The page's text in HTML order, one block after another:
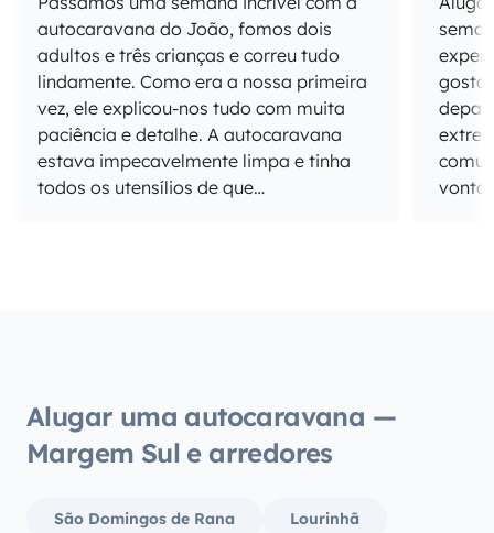
autocaravana do João, fomos dois
adultos e três crianças e correu tudo
lindamente. Como era a nossa primeira
vez, ele explicou-nos tudo com muita
paciência e detalhe. A autocaravana
estava impecavelmente limpa e tinha
todos os utensílios de que
gostar ou não.
Alugar uma autocaravana —
Margem Sul e arredores
São Domingos de Rana Lourinhã